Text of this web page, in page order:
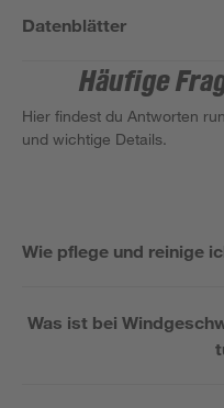
Datenblätter
Häufige
Hier findest du Antworten
und wichtige Details.
Wie pflege und reinige
Was ist bei